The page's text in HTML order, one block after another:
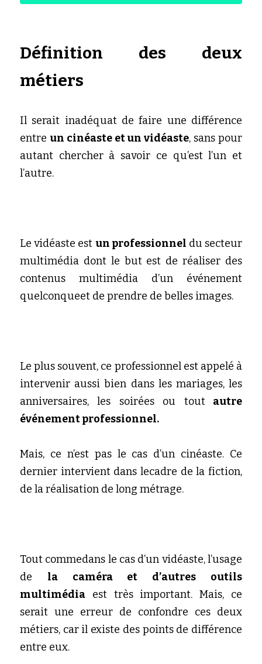
Définition des deux
métiers
Il serait inadéquat de faire une différence
entre un cinéaste et un vidéaste, sans pour
autant chercher à savoir ce qu’est l’un et
l’autre.
Le vidéaste est un professionnel du secteur
multimédia dont le but est de réaliser des
contenus multimédia d’un événement
quelconqueet de prendre de belles images.
Le plus souvent, ce professionnel est appelé à
intervenir aussi bien dans les mariages, les
anniversaires, les soirées ou tout autre
événement professionnel.
Mais, ce n’est pas le cas d’un cinéaste. Ce
dernier intervient dans lecadre de la fiction,
de la réalisation de long métrage.
Tout commedans le cas d’un vidéaste, l’usage
de la caméra et d’autres outils
multimédia est très important. Mais, ce
serait une erreur de confondre ces deux
métiers, car il existe des points de différence
entre eux.